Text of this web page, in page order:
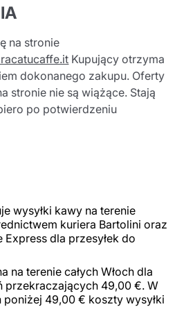
na stronie
Kupujący otrzyma
dokonanego zakupu. Oferty
stronie nie są wiążące. Stają
po potwierdzeniu
wysyłki kawy na terenie
kuriera Bartolini oraz
dla przesyłek do
na terenie całych Włoch dla
przekraczających 49,00 €. W
49,00 € koszty wysyłki